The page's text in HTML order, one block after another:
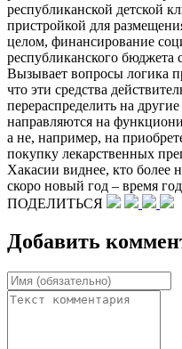
республиканской детской
пристройкой для
целом, финансирование
республиканского бюджета
Вызывает вопросы логика
что эти средства
перераспределить на
направляются на
а не, например, на
покупку лекарственных
Хакасии виднее, кто более
скоро новый год – время
ПОДЕЛИТЬСЯ
Добавить